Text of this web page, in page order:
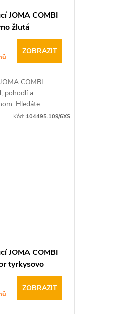
JOMA COMBI
žlutá
ZOBRAZIT
COMBI
pohodlí a
Hledáte
která skvěle
Kód: 104495.109/6XS
JOMA COMBI
tyrkysovo
ZOBRAZIT